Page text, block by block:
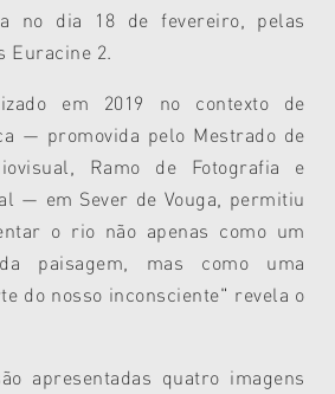
no dia 18 de fevereiro, pelas
Euracine 2.
em 2019 no contexto de
— promovida pelo Mestrado de
Ramo de Fotografia e
— em Sever de Vouga, permitiu
o rio não apenas como um
paisagem, mas como uma
do nosso inconsciente" revela o
apresentadas quatro imagens